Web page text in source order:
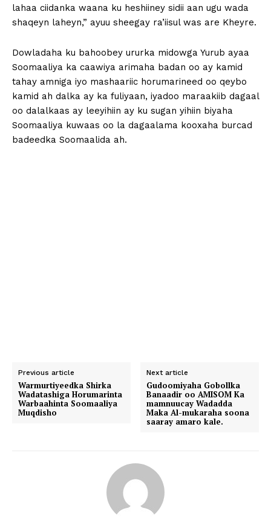
lahaa ciidanka waana ku heshiiney sidii aan ugu wada
shaqeyn laheyn,” ayuu sheegay ra’iisul was are Kheyre.
Dowladaha ku bahoobey ururka midowga Yurub ayaa
Soomaaliya ka caawiya arimaha badan oo ay kamid
tahay amniga iyo mashaariic horumarineed oo qeybo
kamid ah dalka ay ka fuliyaan, iyadoo maraakiib dagaal
oo dalalkaas ay leeyihiin ay ku sugan yihiin biyaha
Soomaaliya kuwaas oo la dagaalama kooxaha burcad
badeedka Soomaalida ah.
Previous article
Warmurtiyeedka Shirka
Wadatashiga Horumarinta
Warbaahinta Soomaaliya
Muqdisho
Next article
Gudoomiyaha Gobollka
Banaadir oo AMISOM Ka
mamnuucay Wadadda
Maka Al-mukaraha soona
saaray amaro kale.